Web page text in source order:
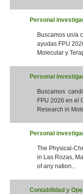
Personal
Buscamos un/a
ayudas FPU
Molecular y
Personal
Buscamos
FPU 2026 en el
Research in
Personal
The Physical-
in Las Rozas,
of any nation...
Contabilidad y